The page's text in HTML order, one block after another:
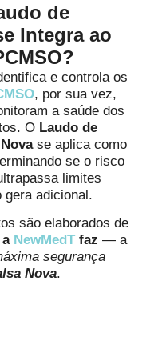
de
Integra ao
e controla os
, por sua vez,
a saúde dos
O Laudo de
se aplica como
se o risco
limites
adicional.
são elaborados de
NewMedT faz — a
segurança
Nova.